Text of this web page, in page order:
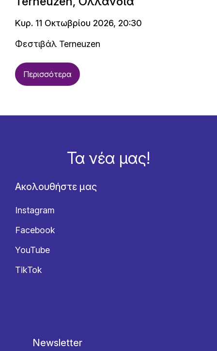
Κυρ. 11 Οκτωβρίου 2026, 20:30
Φεστιβάλ Terneuzen
Περισσότερα
Τα νέα μας!
Ακολουθήστε μας
Instagram
Facebook
YouTube
TikTok
Newsletter